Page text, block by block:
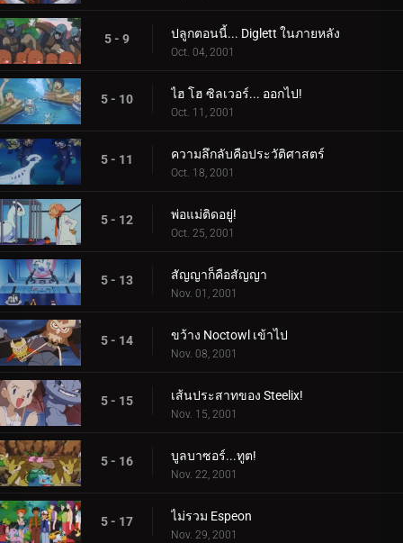
5 - 9 ปลูกตอนนี้... Diglett ในภายหลัง
Oct. 04, 2001
5 - 10 ไฮ โฮ ซิลเวอร์... ออกไป!
Oct. 11, 2001
5 - 11 ความลึกลับคือประวัติศาสตร์
Oct. 18, 2001
5 - 12 พ่อแม่ติดอยู่!
Oct. 25, 2001
5 - 13 สัญญาก็คือสัญญา
Nov. 01, 2001
5 - 14 ขว้าง Noctowl เข้าไป
Nov. 08, 2001
5 - 15 เส้นประสาทของ Steelix!
Nov. 15, 2001
5 - 16 บูลบาซอร์...ทูต!
Nov. 22, 2001
5 - 17 ไม่รวม Espeon
Nov. 29, 2001